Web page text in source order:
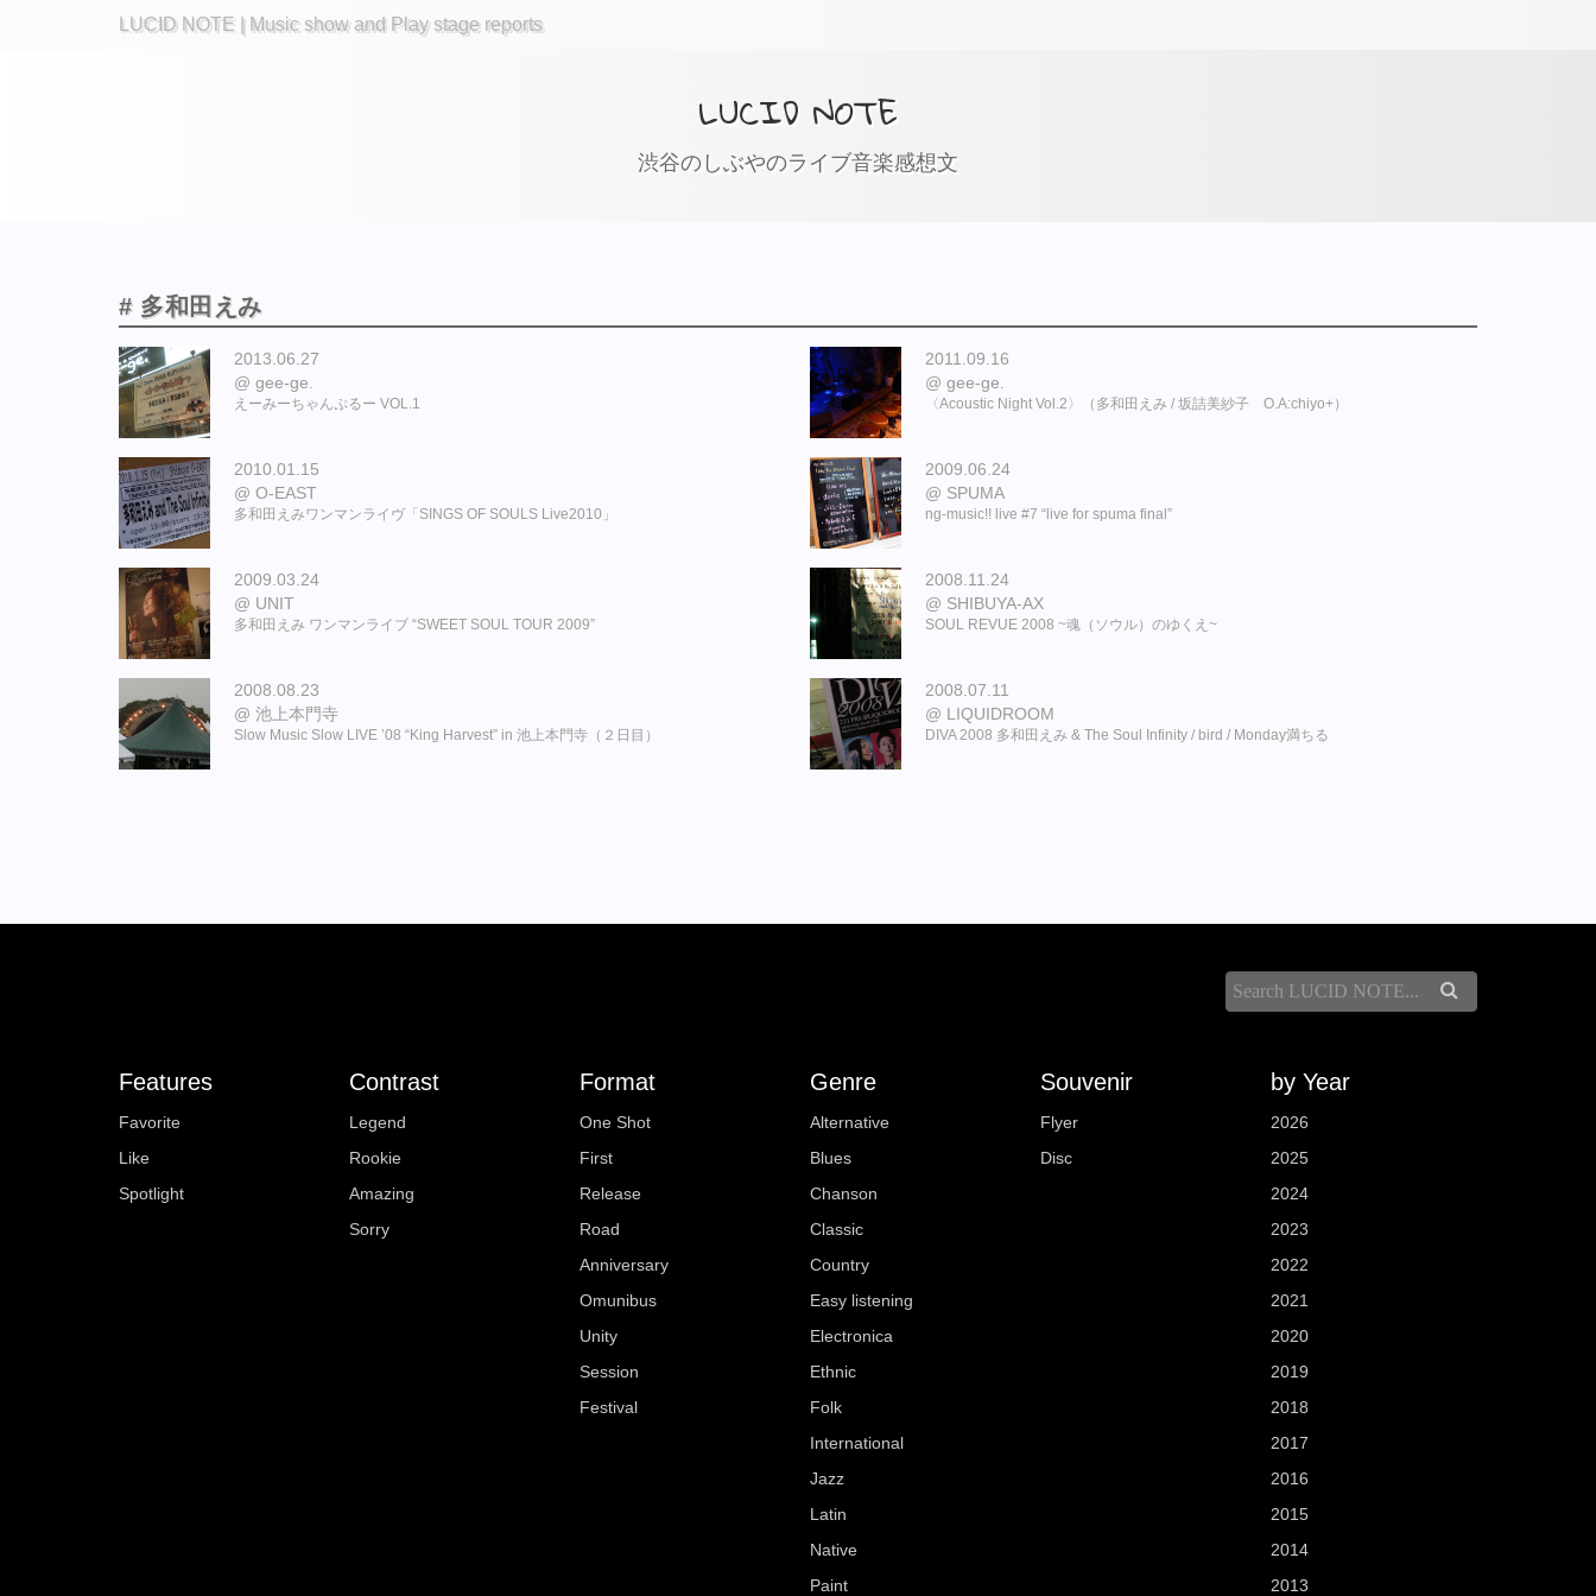
LUCID NOTE | Music show and Play stage reports
LUCID NOTE
渋谷のしぶやのライブ音楽感想文
# 多和田えみ
2013.06.27
gee-ge.
えーみーちゃんぷるー VOL.1
2011.09.16
gee-ge.
〈Acoustic Night Vol.2〉（多和田えみ / 坂詰美紗子 O.A:chiyo+）
2010.01.15
O-EAST
多和田えみワンマンライヴ「SINGS OF SOULS Live2010」
2009.06.24
SPUMA
ng-music!! live #7 “live for spuma final”
2009.03.24
UNIT
多和田えみ ワンマンライブ “SWEET SOUL TOUR 2009”
2008.11.24
SHIBUYA-AX
SOUL REVUE 2008 ~魂（ソウル）のゆくえ~
2008.08.23
池上本門寺
Slow Music Slow LIVE ’08 “King Harvest” in 池上本門寺（２日目）
2008.07.11
LIQUIDROOM
DIVA 2008 多和田えみ & The Soul Infinity / bird / Monday満ちる
Features
Favorite
Like
Spotlight
Contrast
Legend
Rookie
Amazing
Sorry
Format
One Shot
First
Release
Road
Anniversary
Omunibus
Unity
Session
Festival
Genre
Alternative
Blues
Chanson
Classic
Country
Easy listening
Electronica
Ethnic
Folk
International
Jazz
Latin
Native
Paint
Souvenir
Flyer
Disc
by Year
2026
2025
2024
2023
2022
2021
2020
2019
2018
2017
2016
2015
2014
2013